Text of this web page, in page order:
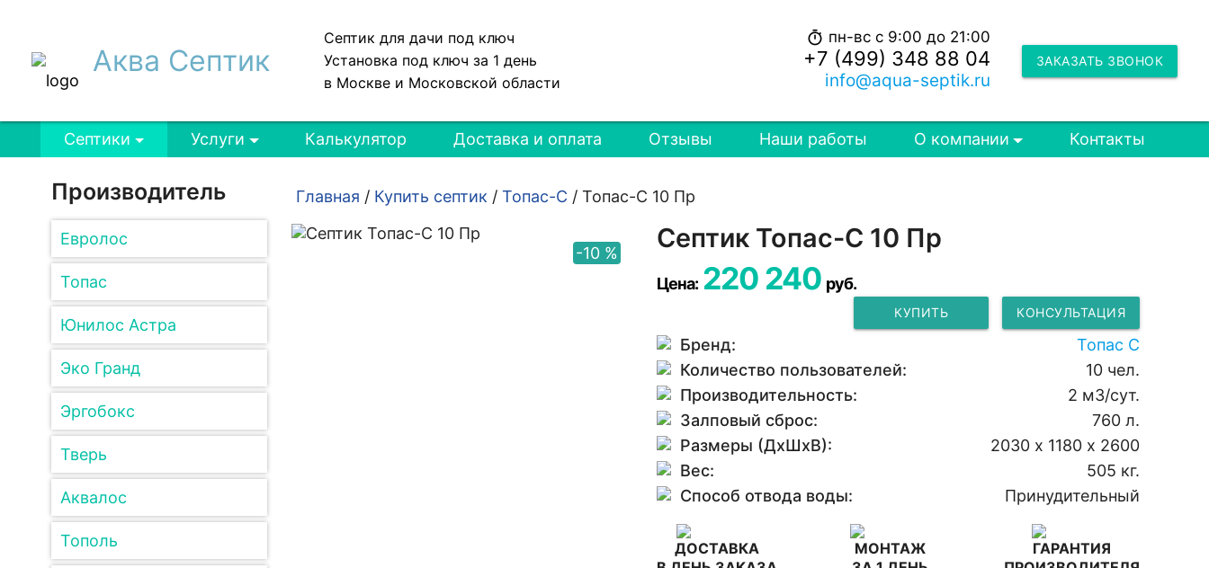
Аква Септик
Септик для дачи под ключ
Установка под ключ за 1 день
в Москве и Московской области
ЗАКАЗАТЬ ЗВОНОК
timer пн-вс с 9:00 до 21:00
+7 (499) 348 88 04
info@aqua-septik.ru
Септики Услуги Калькулятор Доставка и оплата Отзывы Наши работы О компании Контакты
Производитель
Евролос
Топас
Юнилос Астра
Эко Гранд
Эргобокс
Тверь
Аквалос
Тополь
Главная / Купить септик / Топас-С / Топас-С 10 Пр
-10 % Септик Топас-С 10 Пр
Цена: 220 240 руб.
КУПИТЬ КОНСУЛЬТАЦИЯ
Бренд:
Топас С
Количество пользователей:
10 чел.
Производительность:
2 м3/сут.
Залповый сброс:
760 л.
Размеры (ДхШхВ):
2030 х 1180 х 2600
Вес:
505 кг.
Способ отвода воды:
Принудительный
ДОСТАВКА
МОНТАЖ
ГАРАНТИЯ